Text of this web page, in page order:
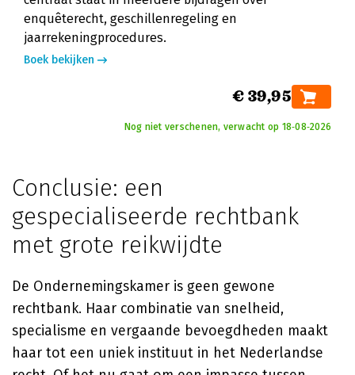
enquêterecht, geschillenregeling en
jaarrekeningprocedures.
Boek bekijken
€ 39,95
Nog niet verschenen, verwacht op 18‑08‑2026
Conclusie: een
gespecialiseerde rechtbank
met grote reikwijdte
De Ondernemingskamer is geen gewone
rechtbank. Haar combinatie van snelheid,
specialisme en vergaande bevoegdheden maakt
haar tot een uniek instituut in het Nederlandse